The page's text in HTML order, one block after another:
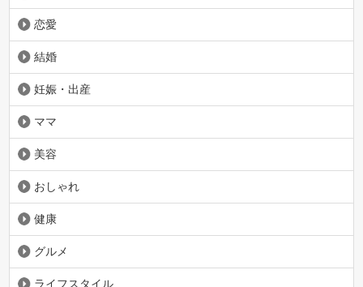
恋愛
結婚
妊娠・出産
ママ
美容
おしゃれ
健康
グルメ
ライフスタイル